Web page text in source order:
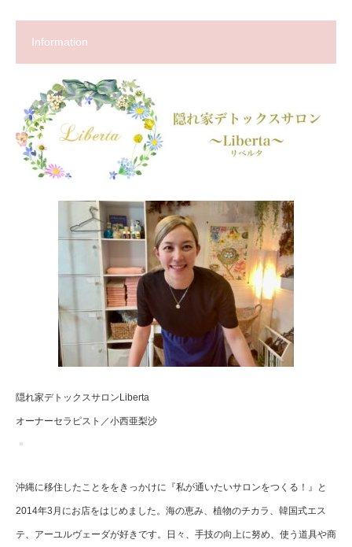
Information
隠れ家デトックスサロンLiberta
オーナーセラピスト／小西亜梨沙
沖縄に移住したことををきっかけに『私が通いたいサロンをつくる！』と
2014年3月にお店をはじめました。海の恵み、植物のチカラ、韓国式エス
テ、アーユルヴェーダが好きです。日々、手技の向上に努め、使う道具や商